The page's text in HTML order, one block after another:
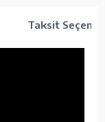
Taksit